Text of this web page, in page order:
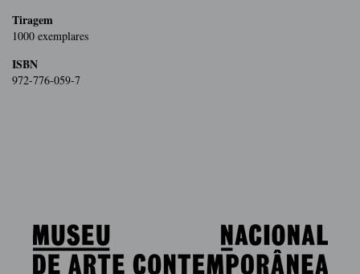
Tiragem
1000 exemplares
ISBN
972-776-059-7